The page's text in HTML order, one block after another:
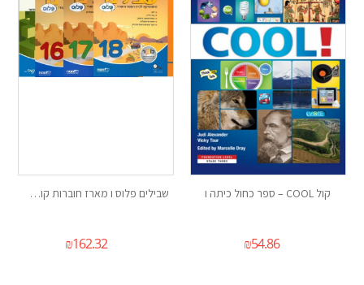
קול COOL – ספר כחול כיתה ו
₪54.86
שבילים פלוס ו מארז חוברות קומפלט
₪162.32